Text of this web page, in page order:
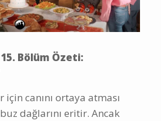
Bölüm Özeti:
için canını ortaya atması
dağlarını eritir. Ancak